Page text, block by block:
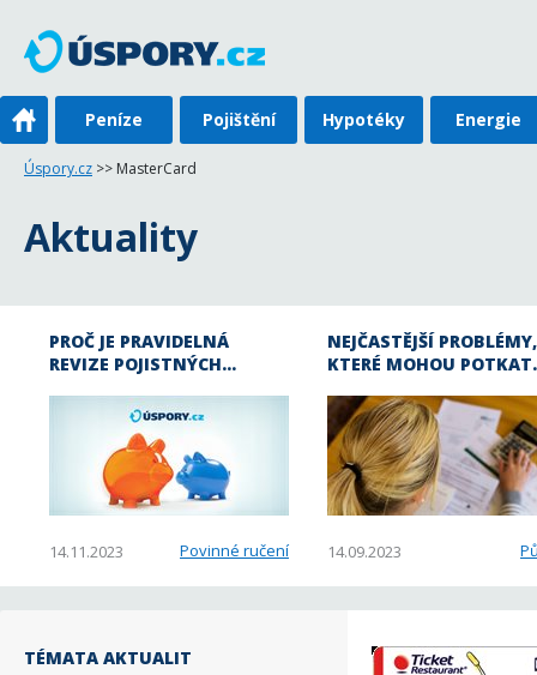
Peníze Pojištění Hypotéky Energie
Úspory.cz >> MasterCard
Aktuality
PROČ JE PRAVIDELNÁ
REVIZE POJISTNÝCH…
14.11.2023 Povinné ručení
NEJČASTĚJŠÍ PROBLÉMY,
KTERÉ MOHOU
14.09.2023
TÉMATA AKTUALIT